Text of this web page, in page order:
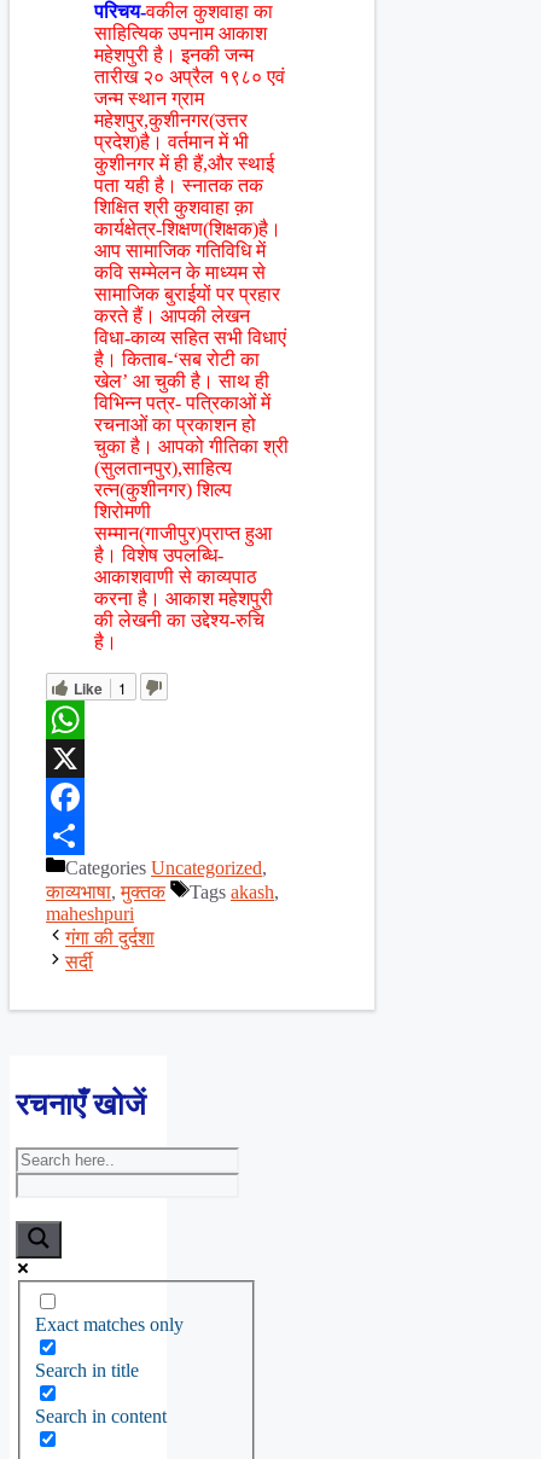
परिचय-वकील कुशवाहा का
साहित्यिक उपनाम आकाश
महेशपुरी है। इनकी जन्म
तारीख २० अप्रैल १९८० एवं
जन्म स्थान ग्राम
महेशपुर,कुशीनगर(उत्तर
प्रदेश)है। वर्तमान में भी
कुशीनगर में ही हैं,और स्थाई
पता यही है। स्नातक तक
शिक्षित श्री कुशवाहा क़ा
कार्यक्षेत्र-शिक्षण(शिक्षक)है।
आप सामाजिक गतिविधि में
कवि सम्मेलन के माध्यम से
सामाजिक बुराईयों पर प्रहार
करते हैं। आपकी लेखन
विधा-काव्य सहित सभी विधाएं
है। किताब-‘सब रोटी का
खेल’ आ चुकी है। साथ ही
विभिन्न पत्र- पत्रिकाओं में
रचनाओं का प्रकाशन हो
चुका है। आपको गीतिका श्री
(सुलतानपुर),साहित्य
रत्न(कुशीनगर) शिल्प
शिरोमणी
सम्मान(गाजीपुर)प्राप्त हुआ
है। विशेष उपलब्धि-
आकाशवाणी से काव्यपाठ
करना है। आकाश महेशपुरी
की लेखनी का उद्देश्य-रुचि
है।
Like 1
WhatsApp
X
Facebook
ShareCategories Uncategorized,
काव्यभाषा,मुक्तक Tags akash,
maheshpuri
गंगा की दुर्दशा
सर्दी
रचनाएँ खोजें
Exact matches only
Search in title
Search in content